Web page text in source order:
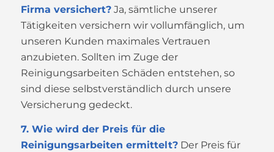
Firma versichert?Ja, sämtliche unserer
Tätigkeiten versichern wir vollumfänglich, um
unseren Kunden maximales Vertrauen
anzubieten. Sollten im Zuge der
Reinigungsarbeiten Schäden entstehen, so
sind diese selbstverständlich durch unsere
Versicherung gedeckt.
7. Wie wird der Preis für die
Reinigungsarbeiten ermittelt?Der Preis für